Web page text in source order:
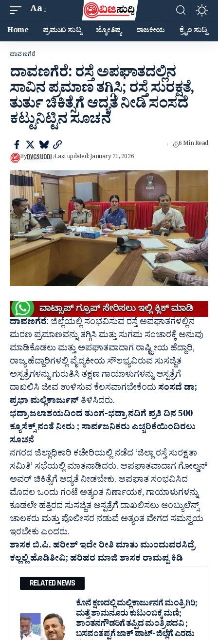
Aa
Home ಪ್ರಮುಖ ಸುದ್ದಿ ಜ್ಯೋತಿಷ್ಯ ರಾಜಕೀಯ ಕ್ರೈಂ ಸುದ್ದಿ
ದಾವಣಗೆರೆ
ದಾವಣಗೆರೆ: ರಸ್ತೆ ಅಪಘಾತದಲ್ಲಿನ
ಸಾವಿನ ಪ್ರಮಾಣ ತಗ್ಗಿಸಿ; ರಸ್ತೆ ಸುರಕ್ಷತೆ,
ತುರ್ತು ಚಿಕಿತ್ಸೆಗೆ ಆದ್ಯತೆ ನೀಡಿ ಸಂಸದೆ
ಕಟ್ಟುನಿಟ್ಟಿನ ಸೂಚನೆ
ByDVGSUDDI Last updated: January 21, 2026
6 Min Read
ದಾವಣಗೆರೆ: ಜಿಲ್ಲೆಯಲ್ಲಿ ಸಂಭವಿಸುವ ರಸ್ತೆ ಅಪಘಾತಗಳಲ್ಲಿನ
ಮರಣ ಪ್ರಮಾಣವನ್ನು ತಗ್ಗಿಸಿ ಮತ್ತು ಸುಗಮ ಸಂಚಾರಕ್ಕೆ ಅನುವು
ಮಾಡಿಕೊಡಲು ಮತ್ತು ಅಪಘಾತವಾದಾಗ ರಾಷ್ಟ್ರೀಯ ಹೆದ್ದಾರಿ,
ರಾಜ್ಯ ಹೆದ್ದಾರಿಗಳಲ್ಲಿ ವೈದ್ಯಕೀಯ ಸೌಲಭ್ಯವಿರುವ ಸುಸಜ್ಜಿತ
ಅಸ್ಪತ್ರೆಗಳನ್ನು ಗುರುತಿಸಿ ತಕ್ಷಣ ಗಾಯಾಳುಗಳನ್ನು ಆಸ್ಪತ್ರೆಗೆ
ದಾಖಲಿಸಿ ಜೀವ ಉಳಿಸುವ ಕೆಲಸವಾಗಬೇಕೆಂದುಸಂಸದೆ ಡಾ;
ಪ್ರಭಾ ಮಲ್ಲಿಕಾರ್ಜುನ್ತಿಳಿಸಿದರು.
ಭದ್ರಾ ಜಲಾಶಯದಿಂದ ತುಂಗ-ಭದ್ರಾ ನದಿಗೆ ಪ್ರತಿ ದಿನ 500
ಕ್ಯೂಸೆಕ್ಸ್ ನಂತೆ ನೀರು ; ಸಾರ್ವಜನಿಕರು ಎಚ್ಚರಿಕೆಯಿಂದಿರಲು
ಸೂಚನೆ
ನಗರದ ಜಿಲ್ಲಾಧಿಕಾರಿ ಕಚೇರಿಯಲ್ಲಿ ನಡೆದ ‘ಜಿಲ್ಲಾ ರಸ್ತೆ ಸುರಕ್ಷತಾ
ಸಮಿತಿ’ ಸಭೆಯಲ್ಲಿ ಮಾತನಾಡಿದರು. ಅಪಘಾತವಾದಾಗ ಗೋಲ್ಡನ್
ಅವರ್ ಚಿಕಿತ್ಸೆಗೆ ಆದ್ಯತೆ ನೀಡಬೇಕು. ಅಪಘಾತ ಸಂಭವಿಸಿದ
ಮೊದಲ ಒಂದು ಗಂಟೆ ಅತ್ಯಂತ ನಿರ್ಣಾಯಕ, ಗಾಯಾಳುಗಳನ್ನು
ಕೂಡಲೇ ಹತ್ತಿರದ ಸುಸಜ್ಜಿತ ಆಸ್ಪತ್ರೆಗೆ ದಾಖಲಿಸಲು ಆಂಬ್ಯುಲೆನ್ಸ್
ಚಾಲಕರು ಮತ್ತು ಪೊಲೀಸರ ನಡುವೆ ಅತ್ಯಂತ ವೇಗದ ಸಮನ್ವಯ
ಇರಬೇಕು ಎಂದರು.
ಶಾಸಕ ಬಿ.ಪಿ. ಹರೀಶ್ ಇದೇ ರೀತಿ ಮಾತು ಮುಂದುವರಸಿದ್ರೆ
ಕಲ್ಲಲ್ಲಿ ಹೊಡಿತೀವಿ; ಹರಿಹರ ಮಾಜಿ ಶಾಸಕ ರಾಮಪ್ಪ ಕಿಡಿ
RELATED NEWS
ಕೊನೆ ಕ್ಷಣದಲ್ಲಿ ಮಲ್ಲಿಕಾರ್ಜುನಗೆ ಮಂತ್ರಿಗಿರಿ;
ಮತ್ತೆ ಶಾಮನೂರು ಕುಟುಂಬಕ್ಕೆ ಮಣಿ;
ಶಾಂತನಗೌಡರಿಗೆ ತಪ್ಪಿದ ಮಂತ್ರಿ ಪದವಿ ;
ಬಸವಂತಪ್ಪಗೆ ಜಾಕ್ ಪಾಟ್- ಜಿಲ್ಲೆಗೆ ಎರಡು